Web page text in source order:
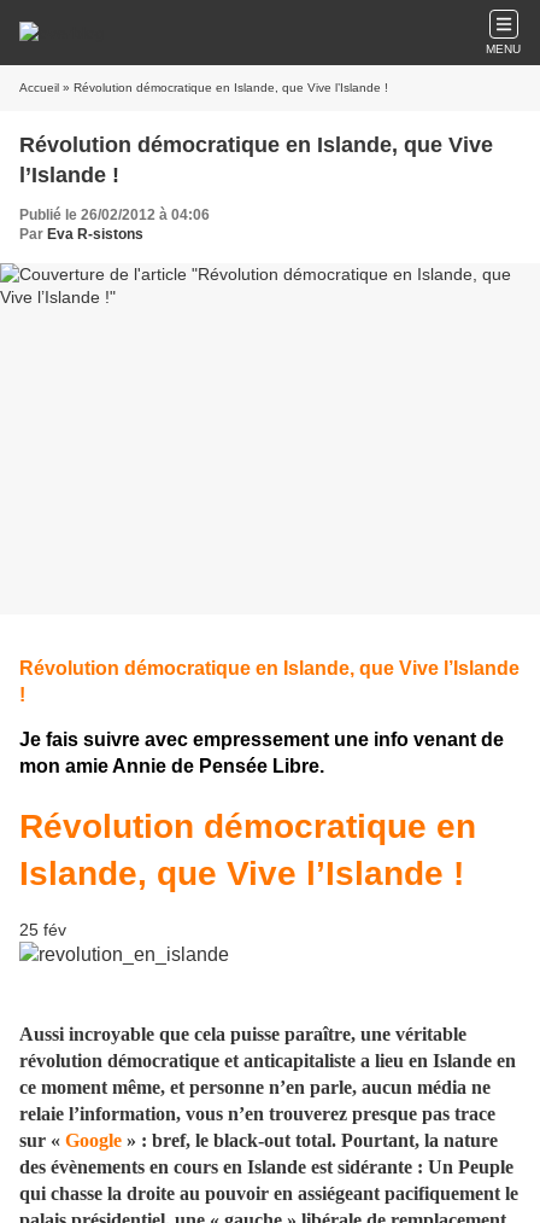
MENU
Accueil » Révolution démocratique en Islande, que Vive l’Islande !
Révolution démocratique en Islande, que Vive
l’Islande !
Publié le 26/02/2012 à 04:06
Par Eva R-sistons
Révolution démocratique en Islande, que Vive l’Islande
!
Je fais suivre avec empressement une info venant de
mon amie Annie de Pensée Libre.
Révolution démocratique en
Islande, que Vive l’Islande !
25 fév
Aussi incroyable que cela puisse paraître, une véritable
révolution démocratique et anticapitaliste a lieu en Islande en
ce moment même, et personne n’en parle, aucun média ne
relaie l’information, vous n’en trouverez presque pas trace
sur « Google » : bref, le black-out total. Pourtant, la nature
des évènements en cours en Islande est sidérante : Un Peuple
qui chasse la droite au pouvoir en assiégeant pacifiquement le